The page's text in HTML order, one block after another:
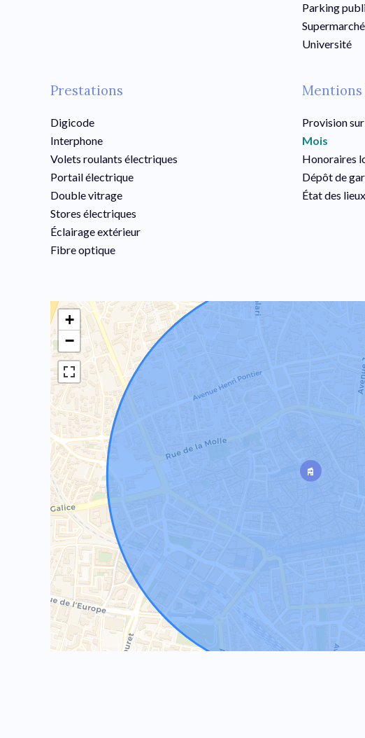
Parking
Supermarché
Université
Prestations
Digicode
Interphone
Volets roulants électriques
Portail électrique
Double vitrage
Stores électriques
Éclairage extérieur
Fibre optique
Mentions
Provision
Mois
Honoraires
Dépôt de
État des
+
−